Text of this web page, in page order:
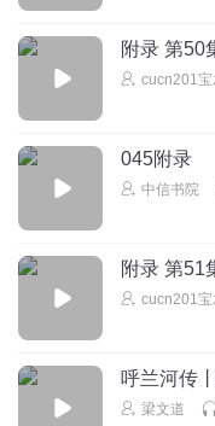
附录 第50
cucn201宝
045附录
中信书院
附录 第51
cucn201宝
呼兰河传
梁文道